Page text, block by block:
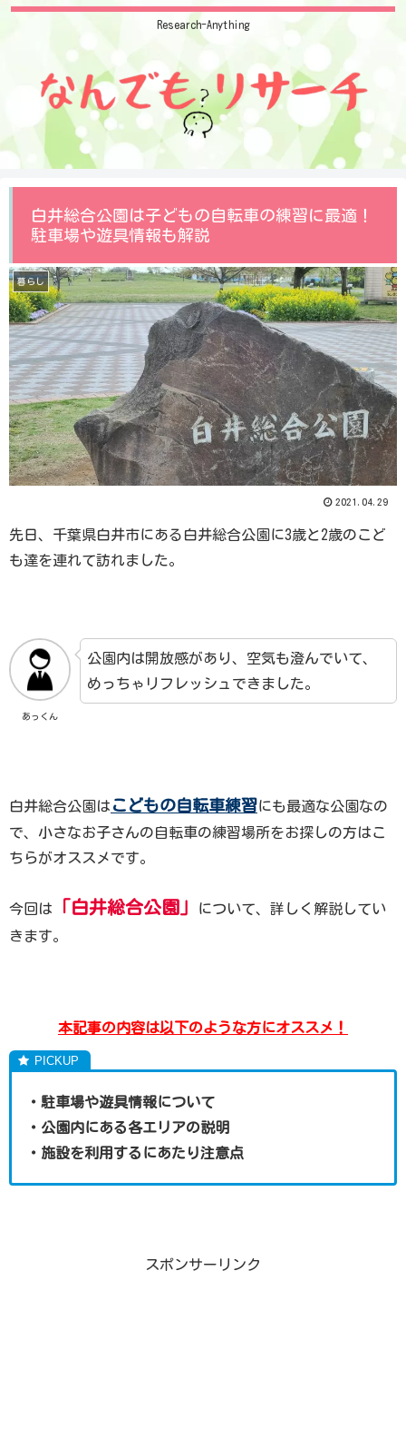
Research-Anything
白井総合公園は子どもの自転車の練習に最適！
駐車場や遊具情報も解説
暮らし
2021.04.29
先日、千葉県白井市にある白井総合公園に3歳と2歳のこど
も達を連れて訪れました。
あっくん
公園内は開放感があり、空気も澄んでいて、
めっちゃリフレッシュできました。
白井総合公園は こどもの自転車練習にも最適な公園なの
で、小さなお子さんの自転車の練習場所をお探しの方はこ
ちらがオススメです。
今回は 「白井総合公園」
について、詳しく解説してい
きます。
本記事の内容は以下のような方にオススメ！
・駐車場や遊具情報について
・公園内にある各エリアの説明
・施設を利用するにあたり注意点
スポンサーリンク